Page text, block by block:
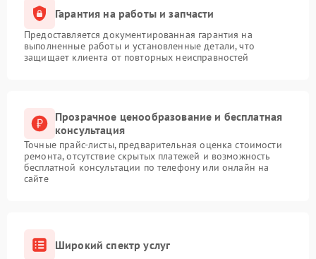
Гарантия на работы и запчасти
Предоставляется документированная гарантия на
выполненные работы и установленные детали, что
защищает клиента от повторных неисправностей
Прозрачное ценообразование и бесплатная
консультация
Точные прайс-листы, предварительная оценка стоимости
ремонта, отсутствие скрытых платежей и возможность
бесплатной консультации по телефону или онлайн на
сайте
Широкий спектр услуг